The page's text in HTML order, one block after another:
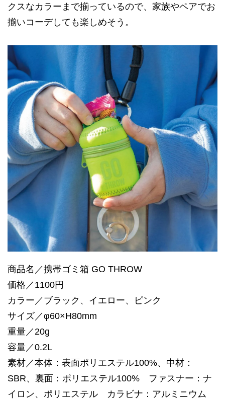
クスなカラーまで揃っているので、家族やペアでお
揃いコーデしても楽しめそう。
商品名／携帯ゴミ箱 GO THROW
価格／1100円
カラー／ブラック、イエロー、ピンク
サイズ／φ60×H80mm
重量／20g
容量／0.2L
素材／本体：表面ポリエステル100%、中材：
SBR、裏面：ポリエステル100% ファスナー：ナ
イロン、ポリエステル カラビナ：アルミニウム